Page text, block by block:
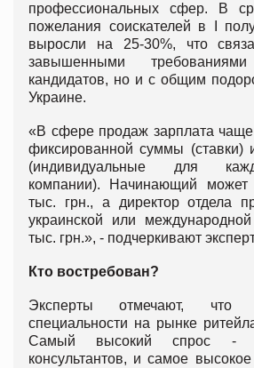
профессиональных сфер. В
пожелания соискателей в I
выросли на 25-30%, что
завышенными
кандидатов, но и с общим
Украине.
«В сфере продаж зарплата чаще
фиксированной суммы (ставки)
(индивидуальные для
компании). Начинающий может
тыс. грн., а директор отдела
украинской или
тыс. грн.», - подчеркивают
Кто востребован?
Эксперты отмечают, что
специальности на рынке
Самый высокий спрос -
консультантов, и самое